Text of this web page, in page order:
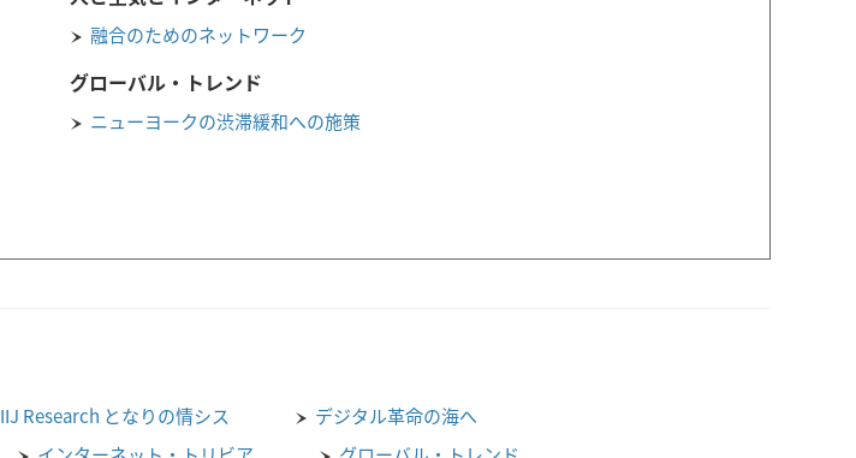
融合のためのネットワーク
グローバル・トレンド
ニューヨークの渋滞緩和への施策
IIJ Research となりの情シス
デジタル革命の海へ